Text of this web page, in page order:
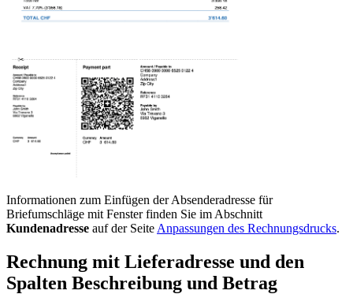
Informationen zum Einfügen der Absenderadresse für
Briefumschläge mit Fenster finden Sie im Abschnitt
Kundenadresse auf der Seite Anpassungen des Rechnungsdrucks.
Rechnung mit Lieferadresse und den
Spalten Beschreibung und Betrag